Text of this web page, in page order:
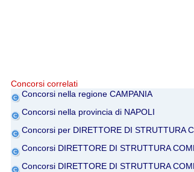
Concorsi correlati
Concorsi nella regione CAMPANIA
Concorsi nella provincia di NAPOLI
Concorsi per DIRETTORE DI STRUTTURA
Concorsi DIRETTORE DI STRUTTURA
Concorsi DIRETTORE DI STRUTTURA